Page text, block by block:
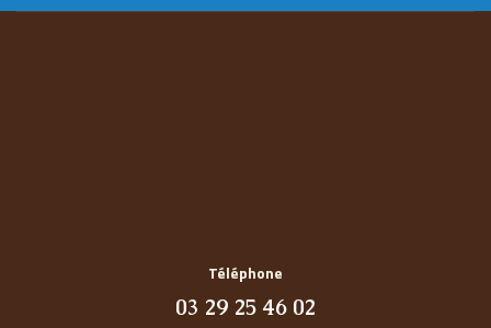
Téléphone
03 29 25 46 02